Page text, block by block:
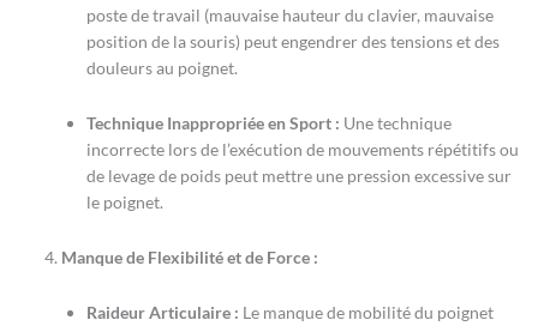
poste de travail (mauvaise hauteur du clavier, mauvaise
position de la souris) peut engendrer des tensions et des
douleurs au poignet.
Technique Inappropriée en Sport : Une technique
incorrecte lors de l’exécution de mouvements répétitifs ou
de levage de poids peut mettre une pression excessive sur
le poignet.
Manque de Flexibilité et de Force :
Raideur Articulaire : Le manque de mobilité du poignet